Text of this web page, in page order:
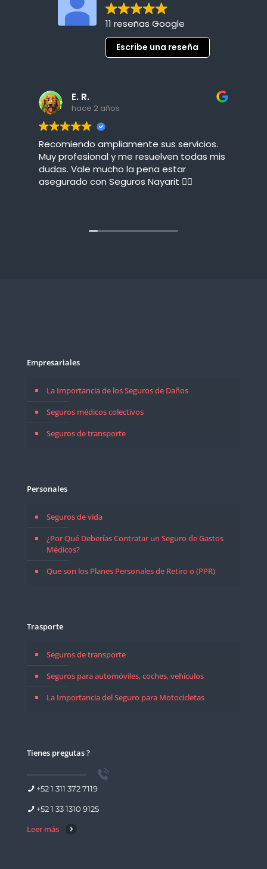
11 reseñas Google
Escribe una reseña
E. R.
hace 2 años
Recomiendo ampliamente sus servicios.
Muy profesional y me resuelven todas mis
dudas. Vale mucho la pena estar
asegurado con Seguros Nayarit 👌🏻
Empresariales
La Importancia de los Seguros de Daños
Seguros médicos colectivos
Seguros de transporte
Personales
Seguros de vida
¿Por Qué Deberías Contratar un Seguro de Gastos
Médicos?
Que son los Planes Personales de Retiro o (PPR)
Trasporte
Seguros de transporte
Seguros para automóviles, coches, vehículos
La Importancia del Seguro para Motocicletas
Tienes pregutas ?
+52 1 311 372 7119
+52 1 33 1310 9125
Leer más